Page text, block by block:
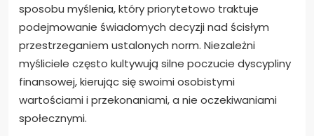
sposobu myślenia, który priorytetowo traktuje
podejmowanie świadomych decyzji nad ścisłym
przestrzeganiem ustalonych norm. Niezależni
myśliciele często kultywują silne poczucie dyscypliny
finansowej, kierując się swoimi osobistymi
wartościami i przekonaniami, a nie oczekiwaniami
społecznymi.